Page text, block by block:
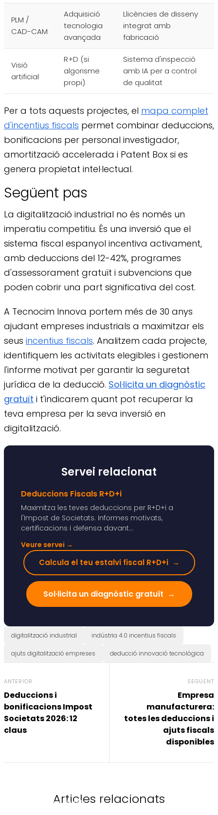
PLM /
CAD-CAM
Adquisició
tecnologia
avançada
Llicències de disseny
integrat amb
fabricació
Visió
artificial
R+D (si
algorisme
propi)
Sistema d'inspecció
amb IA per a control
de qualitat
Per a tots aquests projectes, el mapa complet
d'incentius fiscals permet combinar deduccions,
bonificacions per personal investigador,
amortització accelerada i Patent Box si es
genera propietat intel·lectual.
Següent pas
La digitalització industrial no és només un
imperatiu competitiu. És una inversió que el
sistema fiscal espanyol incentiva activament,
amb deduccions del 12-42%, programes
d'assessorament gratuït i subvencions que
poden cobrir una part significativa del cost.
A Tecnocim Innova portem més de 30 anys
ajudant empreses industrials a maximitzar els
seus incentius fiscals. Analitzem cada projecte,
identifiquem les activitats elegibles i gestionem
l'informe motivat per garantir la seguretat
jurídica de la deducció. Sol·licita un diagnòstic
gratuït i t'indicarem quant pot recuperar la
teva empresa per la seva inversió en
digitalització.
Servei relacionat
Deduccions Fiscals R+D+i
Maximitza les teves deduccions per R+D+i a
l'Impost de Societats. Informes motivats,
certificacions i defensa davant...
Veure servei →
Calcula el teu estalvi fiscal R+D+i →
Sol·licita un diagnòstic gratuït →
digitalització industrial indústria 4.0 incentius fiscals
ajuts digitalització empreses deducció innovació tecnològica
ANTERIOR
Deduccions i
bonificacions Impost
Societats 2026: 12
claus
SEGÜENT
Empresa
manufacturera:
totes les deduccions i
ajuts fiscals
disponibles
Articles relacionats
Deduccions Fiscals